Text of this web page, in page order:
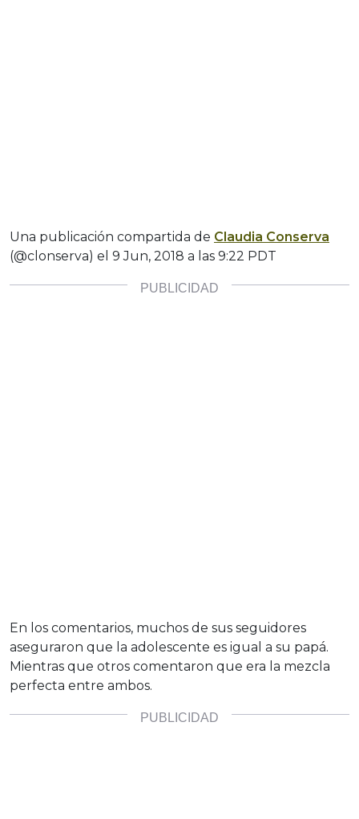
Una publicación compartida de Claudia Conserva
(@clonserva) el 9 Jun, 2018 a las 9:22 PDT
En los comentarios, muchos de sus seguidores
aseguraron que la adolescente es igual a su papá.
Mientras que otros comentaron que era la mezcla
perfecta entre ambos.